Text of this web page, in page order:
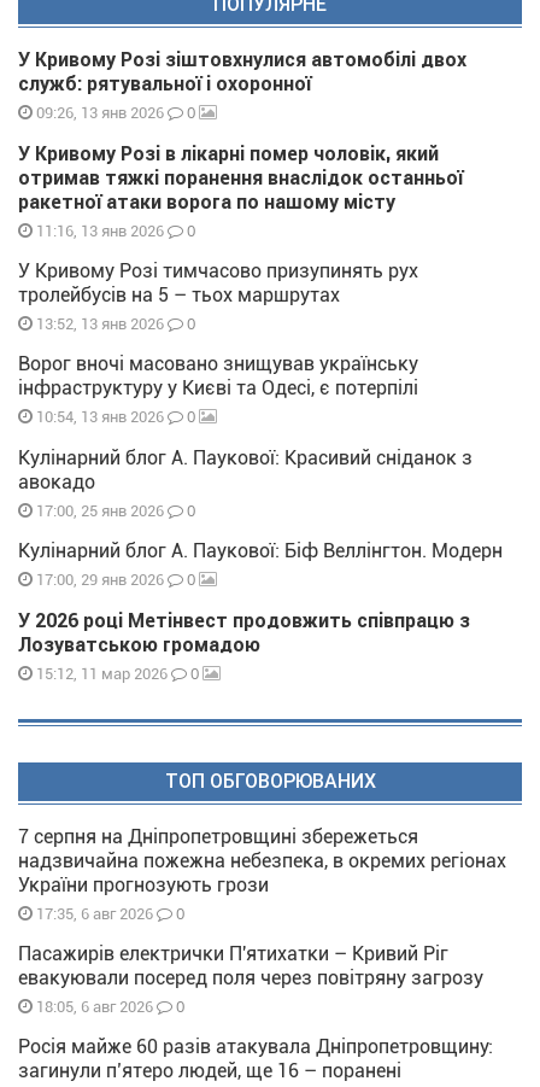
ПОПУЛЯРНЕ
У Кривому Розі зіштовхнулися автомобілі двох
служб: рятувальної і охоронної
09:26, 13 янв 2026 0
У Кривому Розі в лікарні помер чоловік, який
отримав тяжкі поранення внаслідок останньої
ракетної атаки ворога по нашому місту
11:16, 13 янв 2026 0
У Кривому Розі тимчасово призупинять рух
тролейбусів на 5 – тьох маршрутах
13:52, 13 янв 2026 0
Ворог вночі масовано знищував українську
інфраструктуру у Києві та Одесі, є потерпілі
10:54, 13 янв 2026 0
Кулінарний блог А. Паукової: Красивий сніданок з
авокадо
17:00, 25 янв 2026 0
Кулінарний блог А. Паукової: Біф Веллінгтон. Модерн
17:00, 29 янв 2026 0
У 2026 році Метінвест продовжить співпрацю з
Лозуватською громадою
15:12, 11 мар 2026 0
ТОП ОБГОВОРЮВАНИХ
7 серпня на Дніпропетровщині збережеться
надзвичайна пожежна небезпека, в окремих регіонах
України прогнозують грози
17:35, 6 авг 2026 0
Пасажирів електрички П'ятихатки – Кривий Ріг
евакуювали посеред поля через повітряну загрозу
18:05, 6 авг 2026 0
Росія майже 60 разів атакувала Дніпропетровщину:
загинули п’ятеро людей, ще 16 – поранені